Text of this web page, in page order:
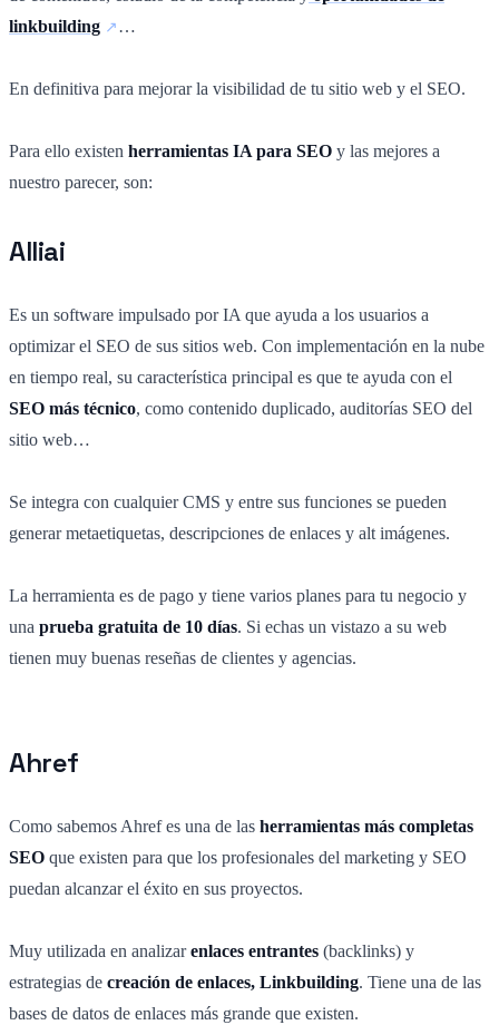
linkbuilding
…
En definitiva para mejorar la visibilidad de tu sitio web y el SEO.
Para ello existen herramientas IA para SEO y las mejores a
nuestro parecer, son:
Alliai
Es un software impulsado por IA que ayuda a los usuarios a
optimizar el SEO de sus sitios web. Con implementación en la nube
en tiempo real, su característica principal es que te ayuda con el
SEO más técnico, como contenido duplicado, auditorías SEO del
sitio web…
Se integra con cualquier CMS y entre sus funciones se pueden
generar metaetiquetas, descripciones de enlaces y alt imágenes.
La herramienta es de pago y tiene varios planes para tu negocio y
una prueba gratuita de 10 días. Si echas un vistazo a su web
tienen muy buenas reseñas de clientes y agencias.
Ahref
Como sabemos Ahref es una de las herramientas más completas
SEO que existen para que los profesionales del marketing y SEO
puedan alcanzar el éxito en sus proyectos.
Muy utilizada en analizarenlaces entrantes (backlinks) y
estrategias de creación de enlaces, Linkbuilding. Tiene una de las
bases de datos de enlaces más grande que existen.